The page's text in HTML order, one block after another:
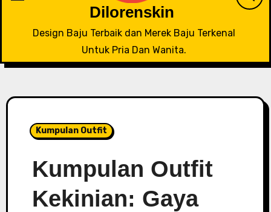
Dilorenskin
Design Baju Terbaik dan Merek Baju Terkenal
Untuk Pria Dan Wanita.
Kumpulan Outfit
Kumpulan Outfit
Kekinian: Gaya